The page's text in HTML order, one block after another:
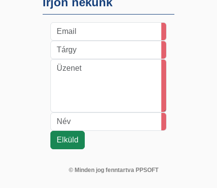
© Minden jog fenntartva PPSOFT